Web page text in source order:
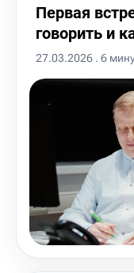
Первая
говорить и
27.03.2026 . 6